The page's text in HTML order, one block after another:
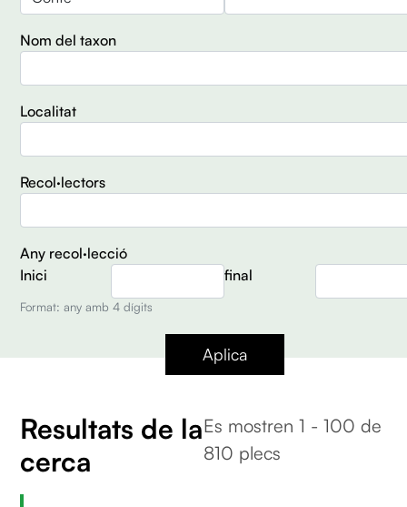
Es mostren 1 - 100 de
810 plecs
Resultats de la
cerca
Nom del taxon
Localitat
Recol·lectors
Any recol·lecció
Inici
final
Format: any amb 4 dígits
Aplica